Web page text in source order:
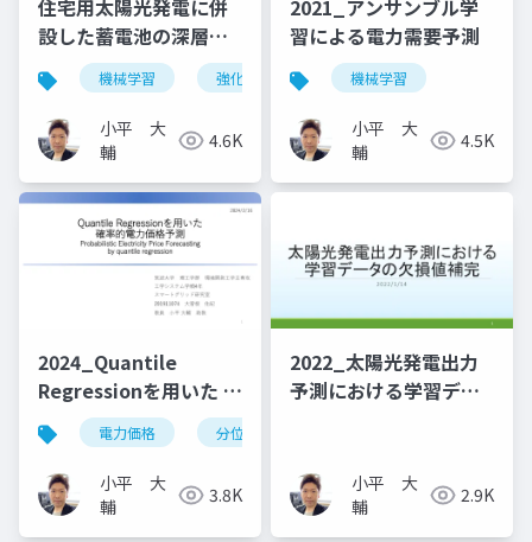
住宅用太陽光発電に併
設した蓄電池の深層強
化学習による運用
機械学習 強化学習 蓄電池
小平 大
輔
4.6K
2021_アンサンブル学
習による電力需要予測
機械学習
小平 大
輔
4.5K
2024_Quantile
Regressionを用いた 確
率的電力価格予測
電力価格 分位点予測
小平 大
輔
3.8K
2022_太陽光発電出力
予測における学習デー
小平 大
輔
2.9K